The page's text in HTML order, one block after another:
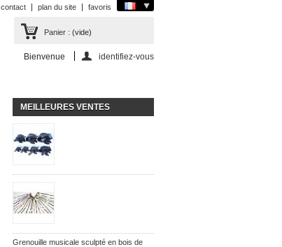
contact plan du site favoris
Panier : (vide)
Bienvenue identifiez-vous
MEILLEURES VENTES
Grenouille musicale sculpté en bois de